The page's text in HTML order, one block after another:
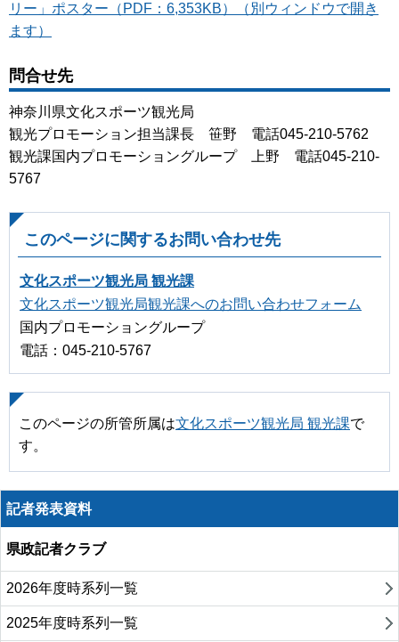
リー」ポスター（PDF：6,353KB）（別ウィンドウで開き
ます）
問合せ先
神奈川県文化スポーツ観光局
観光プロモーション担当課長 笹野 電話045-210-5762
観光課国内プロモーショングループ 上野 電話045-210-
5767
このページに関するお問い合わせ先
文化スポーツ観光局 観光課
文化スポーツ観光局観光課へのお問い合わせフォーム
国内プロモーショングループ
電話：045-210-5767
このページの所管所属は文化スポーツ観光局 観光課で
す。
記者発表資料
県政記者クラブ
2026年度時系列一覧
2025年度時系列一覧